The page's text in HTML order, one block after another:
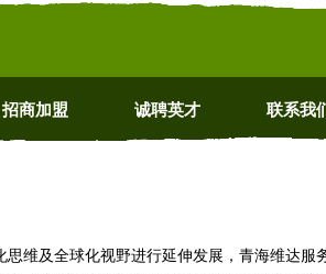
招商加盟 诚聘英才 联系我
维及全球化视野进行延伸发展，青海维达服